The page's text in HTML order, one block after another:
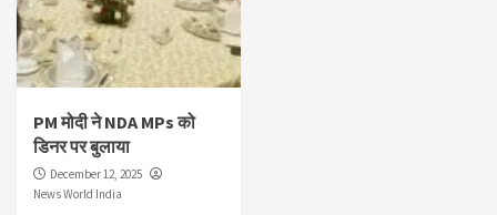
PM मोदी ने NDA MPs को
डिनर पर बुलाया
December 12, 2025
News World India